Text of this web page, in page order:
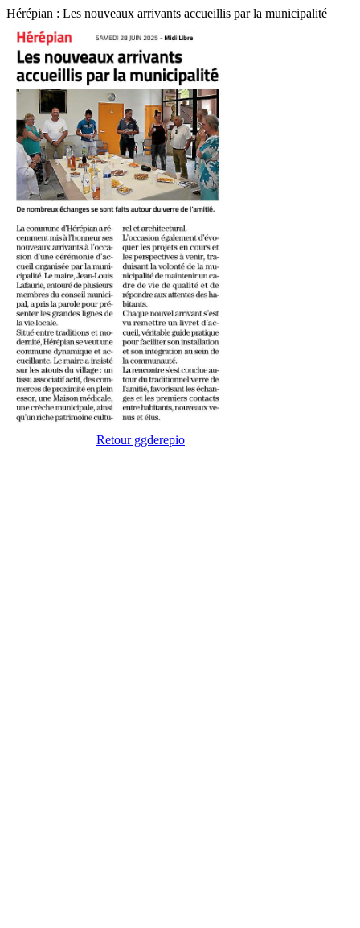
Hérépian : Les nouveaux arrivants accueillis par la municipalité
Retour ggderepio